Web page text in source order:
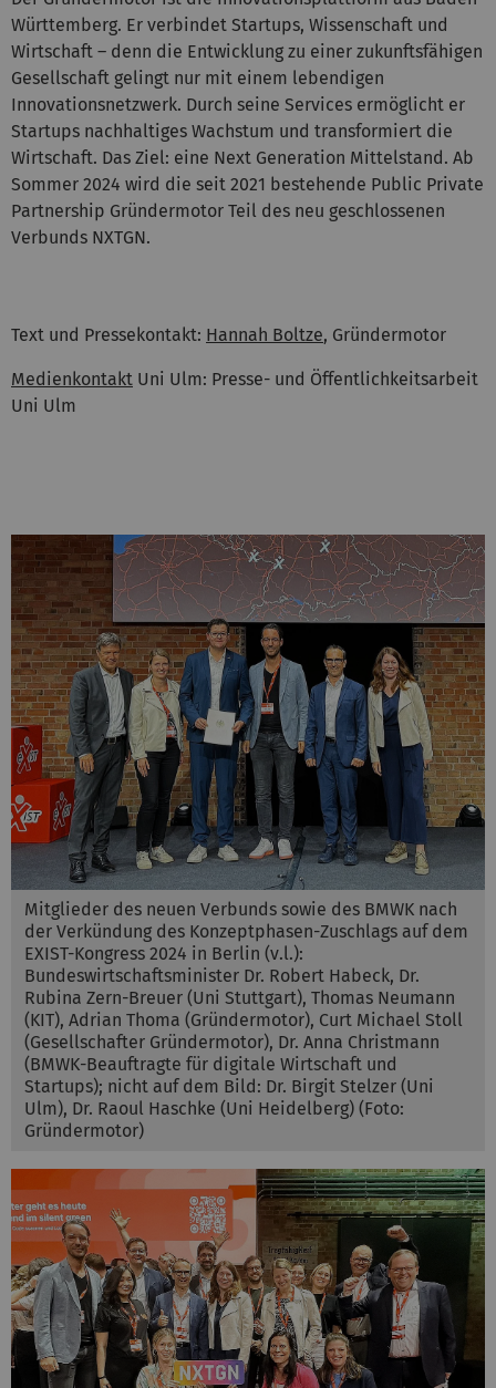
Württemberg. Er verbindet Startups, Wissenschaft und
Wirtschaft – denn die Entwicklung zu einer zukunftsfähigen
Gesellschaft gelingt nur mit einem lebendigen
Innovationsnetzwerk. Durch seine Services ermöglicht er
Startups nachhaltiges Wachstum und transformiert die
Wirtschaft. Das Ziel: eine Next Generation Mittelstand. Ab
Sommer 2024 wird die seit 2021 bestehende Public Private
Partnership Gründermotor Teil des neu geschlossenen
Verbunds NXTGN.
Text und Pressekontakt: Hannah Boltze, Gründermotor
Medienkontakt Uni Ulm: Presse- und Öffentlichkeitsarbeit
Uni Ulm
Mitglieder des neuen Verbunds sowie des BMWK nach
der Verkündung des Konzeptphasen-Zuschlags auf dem
EXIST-Kongress 2024 in Berlin (v.l.):
Bundeswirtschaftsminister Dr. Robert Habeck, Dr.
Rubina Zern-Breuer (Uni Stuttgart), Thomas Neumann
(KIT), Adrian Thoma (Gründermotor), Curt Michael Stoll
(Gesellschafter Gründermotor), Dr. Anna Christmann
(BMWK-Beauftragte für digitale Wirtschaft und
Startups); nicht auf dem Bild: Dr. Birgit Stelzer (Uni
Ulm), Dr. Raoul Haschke (Uni Heidelberg) (Foto:
Gründermotor)